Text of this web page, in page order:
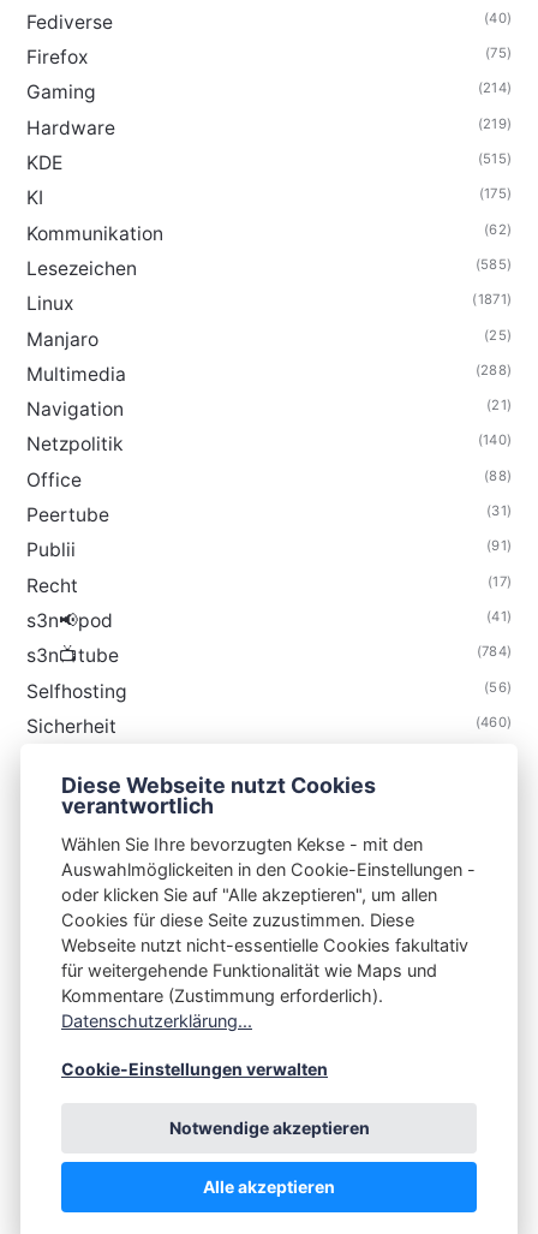
Fediverse (40)
Firefox (75)
Gaming (214)
Hardware (219)
KDE (515)
KI (175)
Kommunikation (62)
Lesezeichen (585)
Linux (1871)
Manjaro (25)
Multimedia (288)
Navigation (21)
Netzpolitik (140)
Office (88)
Peertube (31)
Publii (91)
Recht (17)
s3n📢pod (41)
s3n📺tube (784)
Selfhosting (56)
Sicherheit (460)
Thunderbird
S3N🧩NET
Integrating Open-Source Blog Network (iOSBN)
Impressum
Kontakt
💪by☕ ❤️ & Publii CMS
Diese Webseite nutzt Cookies
verantwortlich
Wählen Sie Ihre bevorzugten Kekse - mit den
Auswahlmöglickeiten in den Cookie-Einstellungen -
oder klicken Sie auf "Alle akzeptieren", um allen
Cookies für diese Seite zuzustimmen. Diese
Webseite nutzt nicht-essentielle Cookies fakultativ
für weitergehende Funktionalität wie Maps und
Kommentare (Zustimmung erforderlich).
Datenschutzerklärung...
Cookie-Einstellungen verwalten
Notwendige akzeptieren
Alle akzeptieren